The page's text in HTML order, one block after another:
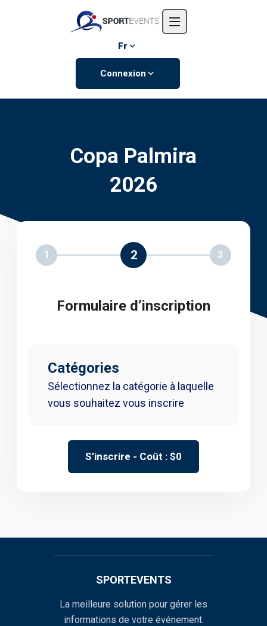
L'entreprise
Événements
Fr
Connexion
Copa Palmira
2026
1 2 3
Formulaire d’inscription
Catégories
Sélectionnez la catégorie à laquelle
vous souhaitez vous inscrire
S’inscrire - Coût : $0
SPORTEVENTS
La meilleure solution pour gérer les
informations de votre événement.